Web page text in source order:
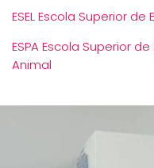
ESEL Escola Superior
ESPA Escola Superior
Animal